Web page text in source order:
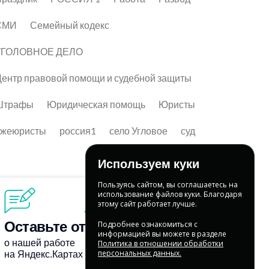
Семейный кодекс
ДЕЛО
правовой помощи и судебной защиты
Юридическая помощь Юристы
россия1 село Угловое суд
Используем куки
Пользуясь сайтом, вы соглашаетесь на
использование файлов куки. Благодаря
этому сайт работает лучше.
Подробнее ознакомиться с
информацией вы можете в разделе
Политика в отношении обработки
персональных данных.